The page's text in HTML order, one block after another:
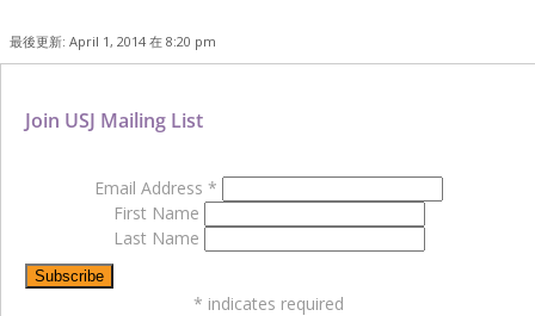
最後更新: April 1, 2014 在 8:20 pm
Join USJ Mailing List
Email Address *
First Name
Last Name
* indicates required